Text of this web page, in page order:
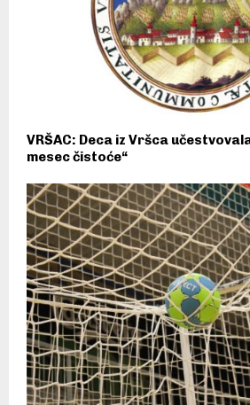
VRŠAC: Deca iz Vršca
mesec čistoće“